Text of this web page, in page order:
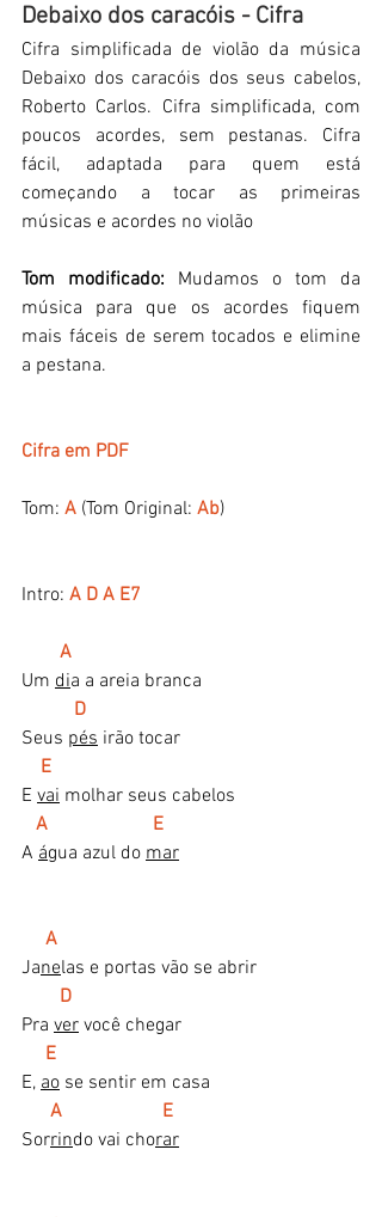
Debaixo dos caracóis - Cifra
Cifra simplificada de violão da música
Debaixo dos caracóis dos seus cabelos,
Roberto Carlos. Cifra simplificada, com
poucos acordes, sem pestanas. Cifra
fácil, adaptada para quem está
começando a tocar as primeiras
músicas e acordes no violão
Tom modificado: Mudamos o tom da
música para que os acordes fiquem
mais fáceis de serem tocados e elimine
a pestana.
Cifra em PDF​​
Tom: A (Tom Original: Ab)
Intro: A D A E7
A
Um dia a areia branca
  D
Seus pés irão tocar
E
E vai molhar seus cabelos
A                      E
A água azul do mar
  A
Janelas e portas vão se abrir
D
Pra ver você chegar
   E
E, ao se sentir em casa
A                     E
Sorrindo vai chorar